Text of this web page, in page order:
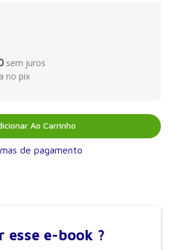
sem juros
no pix
Ao Carrinho
de pagamento
esse e-book ?